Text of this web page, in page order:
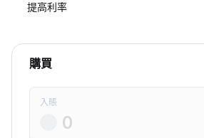
提高利率
購買
入賬